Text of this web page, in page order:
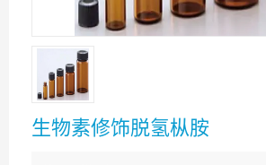
生物素修饰脱氢枞胺